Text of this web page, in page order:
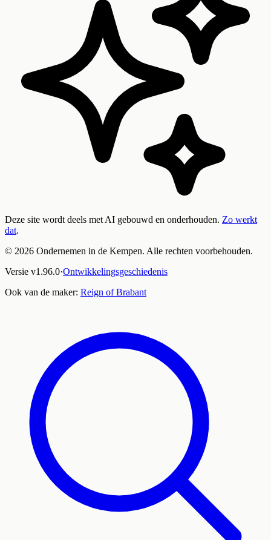
Deze site wordt deels met AI gebouwd en onderhouden. Zo werkt
dat.
© 2026 Ondernemen in de Kempen. Alle rechten voorbehouden.
Versie v1.96.0·Ontwikkelingsgeschiedenis
Ook van de maker: Reign of Brabant